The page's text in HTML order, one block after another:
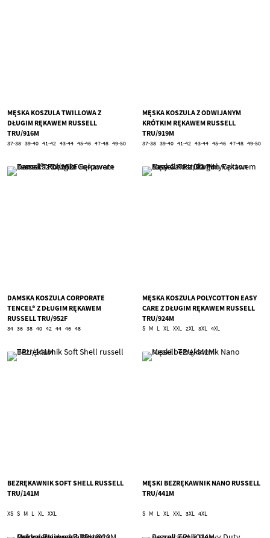
MĘSKA KOSZULA TWILLOWA Z
DŁUGIM RĘKAWEM RUSSELL
TRU/916M
37-38 39-40 41-42 43-44 45-46 47-48 49-50
MĘSKA KOSZULA Z ODWIJANYM
KRÓTKIM RĘKAWEM RUSSELL
TRU/919M
37-38 39-40 41-42 43-44 45-46 47-48 49-50
DAMSKA KOSZULA CORPORATE
TENCEL® Z DŁUGIM RĘKAWEM
RUSSELL TRU/952F
34 36 38 40 42 44 46 48
MĘSKA KOSZULA POLYCOTTON EASY
CARE Z DŁUGIM RĘKAWEM RUSSELL
TRU/924M
S M L XL XXL 2XL 3XL 4XL
BEZRĘKAWNIK SOFT SHELL RUSSELL
TRU/141M
XS S M L XL XXL
MĘSKI BEZRĘKAWNIK NANO RUSSELL
TRU/441M
S M L XL XXL 3XL 4XL